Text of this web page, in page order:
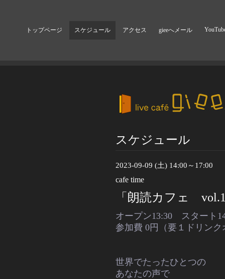
トップページ スケジュール アクセス gieeへメール
スケジュール
2023-09-09 (土) 14:00～17:00
cafe time
「朗読カフェ
オープン13:30 スタート
参加費 0円（要１ドリンク
世界でたったひとつの
あなたの声で